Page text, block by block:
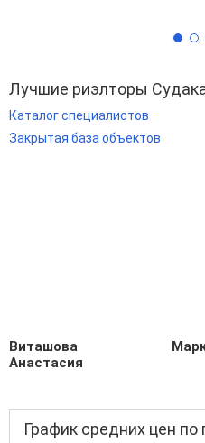
Лучшие риэлторы
Каталог специалистов
Закрытая база объектов
Виташова
Анастасия
График средних цен